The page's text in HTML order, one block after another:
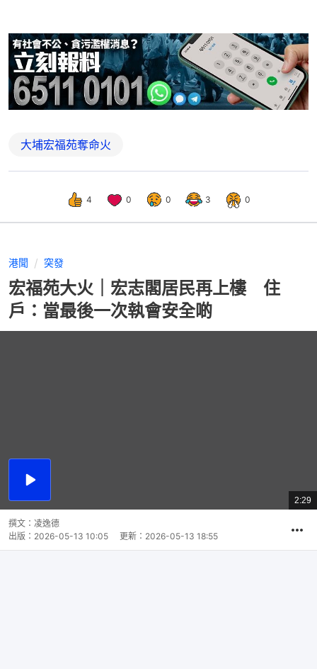
大埔宏福苑奪命火
4 0 0 3 0
港聞 突發
宏福苑大火｜宏志閣居民再上樓 住
戶：當最後一次執會安全啲
播
總
共
2:29
撰文： 凌逸德
出版： 2026-05-13 10:05 更新： 2026-05-13 18:55